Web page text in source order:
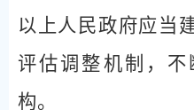
以上人民政府应当
评估调整机制，
构。